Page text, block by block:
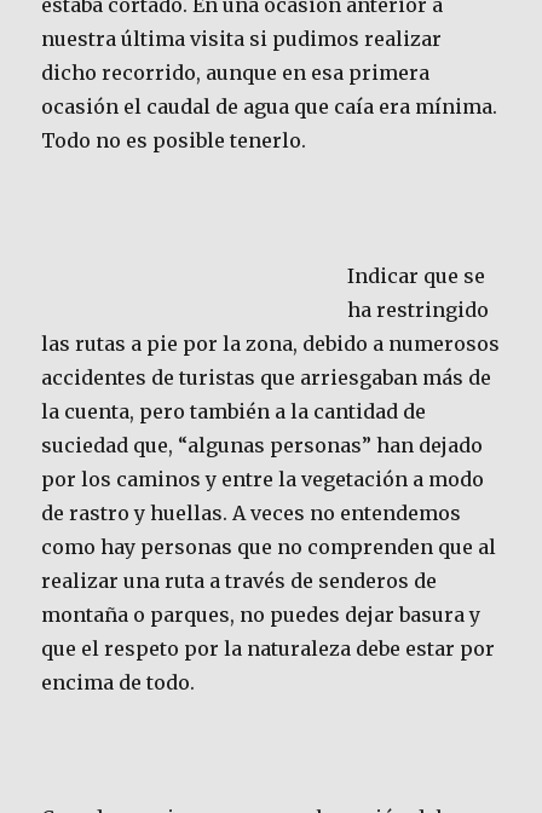
estaba cortado. En una ocasión anterior a
nuestra última visita si pudimos realizar
dicho recorrido, aunque en esa primera
ocasión el caudal de agua que caía era mínima.
Todo no es posible tenerlo.
Indicar que se
ha restringido
las rutas a pie por la zona, debido a numerosos
accidentes de turistas que arriesgaban más de
la cuenta, pero también a la cantidad de
suciedad que, “algunas personas” han dejado
por los caminos y entre la vegetación a modo
de rastro y huellas. A veces no entendemos
como hay personas que no comprenden que al
realizar una ruta a través de senderos de
montaña o parques, no puedes dejar basura y
que el respeto por la naturaleza debe estar por
encima de todo.